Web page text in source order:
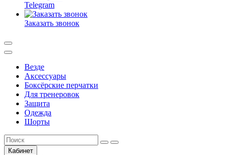
Telegram
Заказать звонок
Везде
Аксессуары
Боксёрские перчатки
Для тренеровок
Защита
Одежда
Шорты
Кабинет